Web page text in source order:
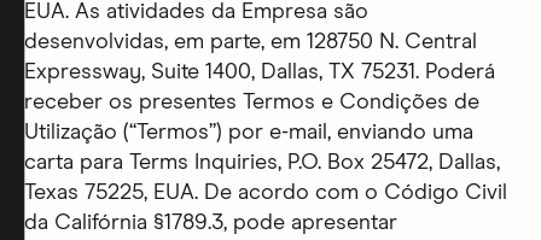
EUA. As atividades da Empresa são
desenvolvidas, em parte, em 128750 N. Central
Expressway, Suite 1400, Dallas, TX 75231. Poderá
receber os presentes Termos e Condições de
Utilização (“Termos”) por e-mail, enviando uma
carta para Terms Inquiries, P.O. Box 25472, Dallas,
Texas 75225, EUA. De acordo com o Código Civil
da Califórnia §1789.3, pode apresentar